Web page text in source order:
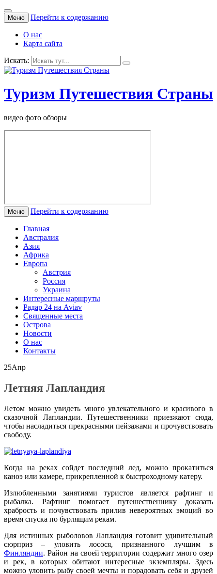
Меню Перейти к содержанию
О нас
Карта сайта
Искать:
Туризм Путешествия Страны
видео фото обзоры
Меню Перейти к содержанию
Главная
Австралия
Азия
Африка
Европа
Австрия
Россия
Украина
Интересные маршруты
Радар 24 на Aviav
Священные места
Острова
Новости
О нас
Контакты
25Апр
Летняя Лапландия
Летом можно увидеть много увлекательного и красивого в
сказочной Лапландии. Путешественники приезжают сюда,
чтобы насладиться прекрасными пейзажами и прочувствовать
свободу.
Когда на реках сойдет последний лед, можно прокатиться
каноэ или камере, прикрепленной к быстроходному катеру.
Излюбленными занятиями туристов является рафтинг и
рыбалка. Рафтинг помогает путешественнику доказать
храбрость и почувствовать прилив невероятных эмоций во
время спуска по бурлящим рекам.
Для истинных рыболовов Лапландия готовит удивительный
сюрприз – уловить лосося, признанного лучшим в
Финляндии. Район на своей территории содержит много озер
и рек, в которых обитают интересные экземпляры. Здесь
можно уловить рыбу своей мечты и порадовать себя и друзей